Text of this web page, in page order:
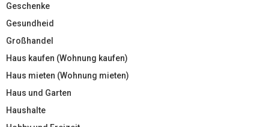
Geschenke
Gesundheid
Großhandel
Haus kaufen (Wohnung kaufen)
Haus mieten (Wohnung mieten)
Haus und Garten
Haushalte